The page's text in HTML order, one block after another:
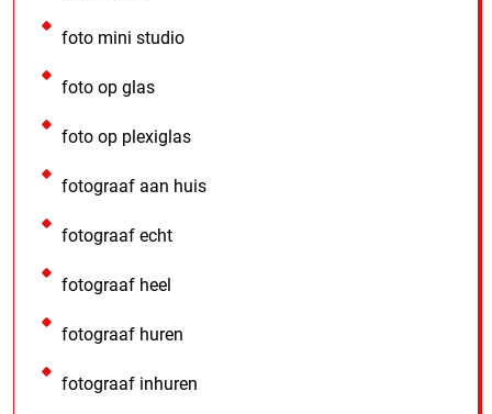
foto mini studio
foto op glas
foto op plexiglas
fotograaf aan huis
fotograaf echt
fotograaf heel
fotograaf huren
fotograaf inhuren